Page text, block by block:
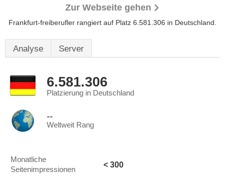
Zur Webseite gehen
Frankfurt-freiberufler rangiert auf Platz 6.581.306 in Deutschland.
Analyse Server
6.581.306
Platzierung in Deutschland
--
Weltweit Rang
Monatliche
Seitenimpressionen
< 300